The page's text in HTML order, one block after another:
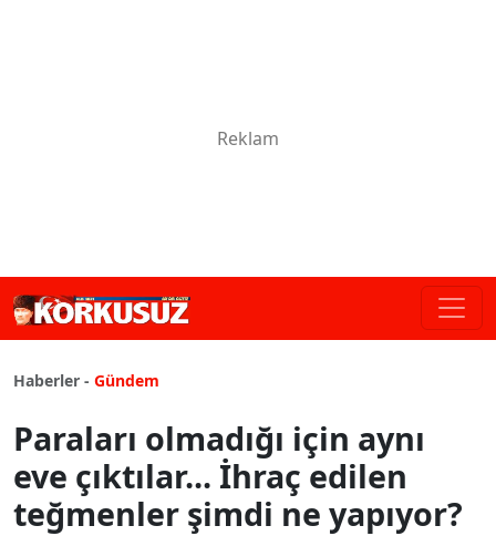
Haberler - Gündem
Paraları olmadığı için aynı
eve çıktılar... İhraç edilen
teğmenler şimdi ne yapıyor?